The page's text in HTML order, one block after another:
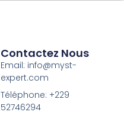
Contactez Nous
Email: info@myst-
expert.com
Téléphone: +229
52746294